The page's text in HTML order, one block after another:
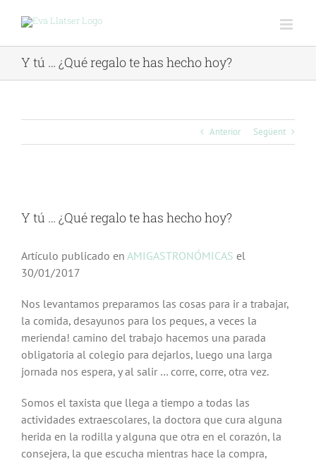
Y tú … ¿Qué regalo te has hecho hoy?
Anterior Següent
Image
Y tú … ¿Qué regalo te has hecho hoy?
Artículo publicado en AMIGASTRONÓMICAS el
30/01/2017
Nos levantamos preparamos las cosas para ir a trabajar,
la comida, desayunos para los peques, a veces la
merienda! camino del trabajo hacemos una parada
obligatoria al colegio para dejarlos, luego una larga
jornada nos espera, y al salir … corre, corre, otra vez.
Somos el taxista que llega a tiempo a todas las
actividades extraescolares, la doctora que cura alguna
herida en la rodilla y alguna que otra en el corazón, la
consejera, la que escucha mientras hace la compra,